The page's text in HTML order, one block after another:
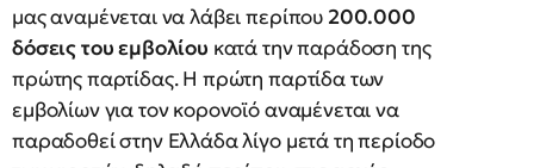
μας αναμένεται να λάβει περίπου 200.000
δόσεις του εμβολίου κατά την παράδοση της
πρώτης παρτίδας. Η πρώτη παρτίδα των
εμβολίων για τον κορονοϊό αναμένεται να
παραδοθεί στην Ελλάδα λίγο μετά τη περίοδο